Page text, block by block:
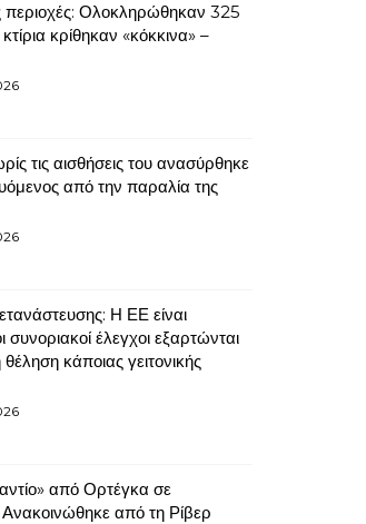
περιοχές: Ολοκληρώθηκαν 325
κρίθηκαν «κόκκινα» –
τις αισθήσεις του ανασύρθηκε
από την παραλία της
Η ΕΕ είναι
έλεγχοι εξαρτώνται
κάποιας γειτονικής
από Ορτέγκα σε
από τη Ρίβερ